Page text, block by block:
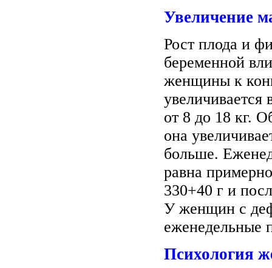
Увеличение
Рост плода и
беременной
женщины к
увеличивается
от 8 до 18 кг.
она
больше.
равна
330+40 г и
У женщин с
еженедельные
Психология